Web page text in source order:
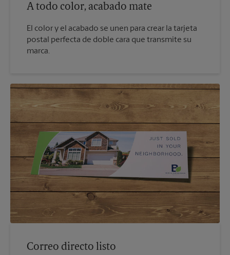
A todo color, acabado mate
El color y el acabado se unen para crear la tarjeta
postal perfecta de doble cara que transmite su
marca.
Correo directo listo